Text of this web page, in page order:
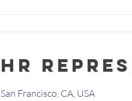
HR
San Francisco, CA, USA